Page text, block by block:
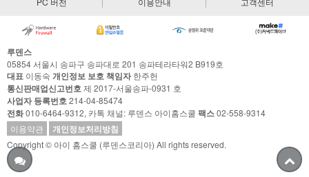
루덴스
05854 서울시 송파구 송파대로 201 송파테라타워2 B919호
대표 이동숙 개인정보 보호 책임자한주헌
통신판매업신고번호제 2017-서울송파-0931 호
사업자 등록번호214-04-85474
전화010-6464-9312, 카톡 채널: 루덴스 아이홈스쿨 팩스02-558-9314
이용약관
개인정보처리방침
Copyright © 아이 홈스쿨 (루덴스코리아) All rights reserved.